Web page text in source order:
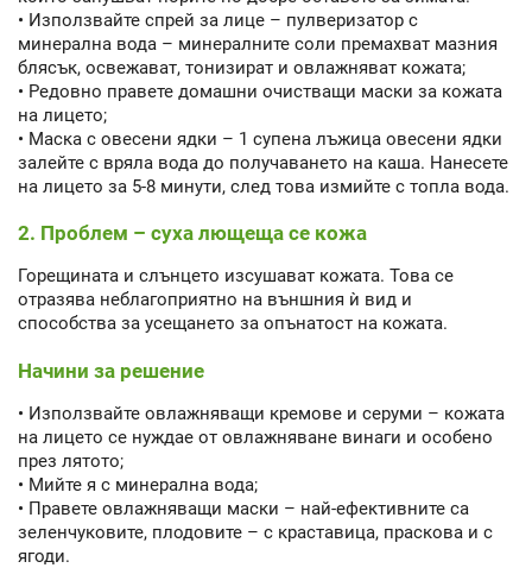
• Използвайте спрей за лице – пулверизатор с
минерална вода – минералните соли премахват мазния
блясък, освежават, тонизират и овлажняват кожата;
• Редовно правете домашни очистващи маски за кожата
на лицето;
• Маска с овесени ядки – 1 супена лъжица овесени ядки
залейте с вряла вода до получаването на каша. Нанесете
на лицето за 5-8 минути, след това измийте с топла вода.
2. Проблем – суха лющеща се кожа
Горещината и слънцето изсушават кожата. Това се
отразява неблагоприятно на външния ѝ вид и
способства за усещането за опънатост на кожата.
Начини за решение
• Използвайте овлажняващи кремове и серуми – кожата
на лицето се нуждае от овлажняване винаги и особено
през лятото;
• Мийте я с минерална вода;
• Правете овлажняващи маски – най-ефективните са
зеленчуковите, плодовите – с краставица, праскова и с
ягоди.